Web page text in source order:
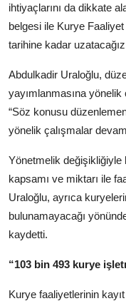
ihtiyaçlarını da dikkate
belgesi ile Kurye
tarihine kadar
Abdulkadir Uraloğlu,
yayımlanmasına
“Söz konusu
yönelik çalışmalar
Yönetmelik değişikliğiyle
kapsamı ve miktarı ile
Uraloğlu, ayrıca
bulunamayacağı
kaydetti.
“103 bin 493 kurye
Kurye faaliyetlerinin kayıt